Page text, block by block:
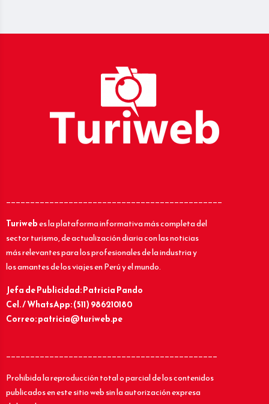
_____________________________________________
Turiwebes la plataforma informativa más completa del
sector turismo, de actualización diaria con las noticias
más relevantes para los profesionales de la industria y
los amantes de los viajes en Perú y el mundo.
Jefa de Publicidad: Patricia Pando
Cel. / WhatsApp: (511) 986210180
Correo: patricia@turiweb.pe
____________________________________________
Prohibida la reproducción total o parcial de los contenidos
publicados en este sitio web sin la autorización expresa